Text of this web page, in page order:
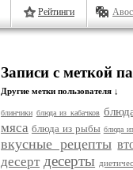
Рейтинги
Записи с меткой
Другие метки пользователя ↓
блинчики блюда из кабачков
мяса блюда из рыбы блюда
вкусные рецепты
десерт десерты